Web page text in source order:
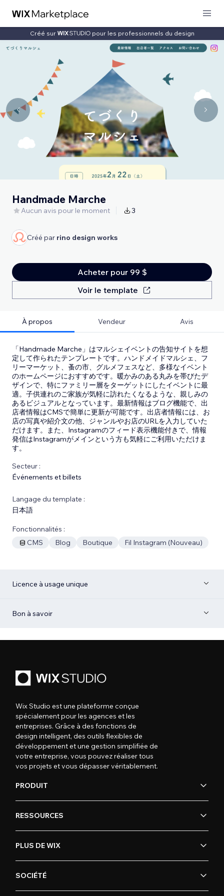
Créé sur pour les professionnels du design
Handmade Marche
Aucun avis pour le moment 3
Créé par rino design works
Acheter pour 99 $
Voir le template
À propos Vendeur Avis
「Handmade Marche」はマルシェイベントの告知サイトを想
定して作られたテンプレートです。ハンドメイドマルシェ、フ
リーマーケット、蚤の市、グルメフェスなど、多様なイベント
のホームページにおすすめです。暖かみのある丸みを帯びたデ
ザインで、特にファミリー層をターゲットにしたイベントに最
適。子供連れのご家族が気軽に訪れたくなるような、親しみの
あるビジュアルとなっています。最新情報はブログ機能で、出
店者情報はCMSで簡単に更新が可能です。出店者情報には、お
店の写真や紹介文の他、ジャンルやお店のURLを入力していた
だけます。また、Instagramのフィード表示機能付きで、情報
発信はInstagramがメインという方も気軽にご利用いただけま
す。
Secteur :
Événements et billets
Langage du template :
日本語
Fonctionnalités :
CMS
Blog Boutique Fil Instagram (Nouveau)
Licence à usage unique
Bon à savoir
Wix Studio est une plateforme conçue
spécialement pour les agences et les
entreprises. Grâce à des fonctions de
design intelligent, des outils flexibles de
développement et une gestion simplifiée de
votre entreprise, vous pouvez réaliser tous
vos projets et vous dépasser véritablement.
PRODUIT
RESSOURCES
PLUS DE WIX
SOCIÉTÉ